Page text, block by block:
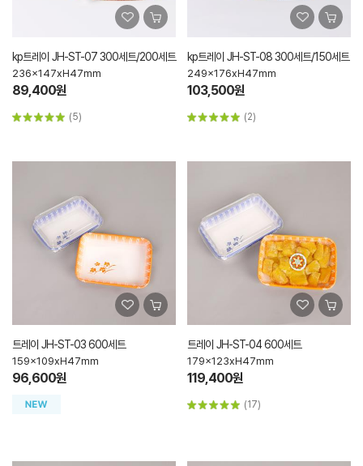
kp트레이 JH-ST-07 300세트/200세트
236x147xH47mm
89,400원
(5)
kp트레이 JH-ST-08 300세트/150세트
249x176xH47mm
103,500원
(2)
트레이 JH-ST-03 600세트
159x109xH47mm
96,600원
트레이 JH-ST-04 600세트
179x123xH47mm
119,400원
(17)